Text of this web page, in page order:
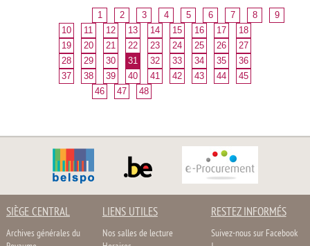
1 2 3 4 5 6 7 8
9
10
11 12 13 14 15 16 17
18
19
20 21 22 23 24 25 26
27
28
29 30 31 32 33 34 35
36
37
38 39 40 41 42 43 44
45
46
47 48
SIÈGE CENTRAL
Archives générales du
LIENS UTILES
Nos salles de lecture
RESTEZ INFORMÉS
Suivez-nous sur Facebook